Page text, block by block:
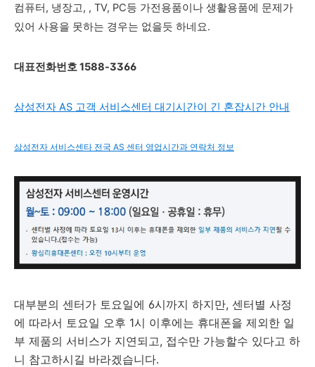
컴퓨터, 냉장고, , TV, PC등 가전용품이나 생활용품에 문제가
있어 사용을 못하는 경우는 없을듯 하네요.
대표전화번호 1588-3366
삼성전자 AS 고객 서비스센터 대기시간이 긴 혼잡시간 안내
삼성전자 서비스센타 전국 AS 센터 영업시간과 연락처 정보
대부분의 센터가 토요일에 6시까지 하지만, 센터별 사정
에 따라서 토요일 오후 1시 이후에는 휴대폰을 제외한 일
부 제품의 서비스가 지연되고, 접수만 가능할수 있다고 하
니 참고하시길 바라겠습니다.